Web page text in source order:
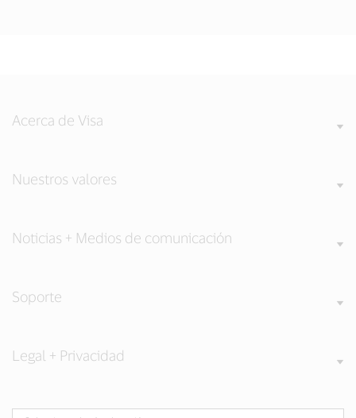
Acerca de Visa
Nuestros valores
Noticias + Medios de comunicación
Soporte
Legal + Privacidad